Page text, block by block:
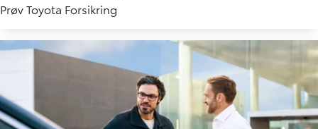
Prøv Toyota Forsikring